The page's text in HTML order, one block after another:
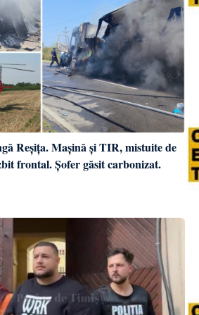
Reșița. Mașină și TIR, mistuite de
frontal. Șofer găsit carbonizat.